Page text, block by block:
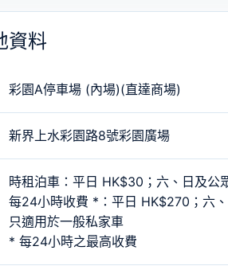
資料
彩園A停車場 (內場)(直達商場)
新界上水彩園路8號彩園廣場
時租泊車：平日 HK$30；六、日及公
每24小時收費 *：平日 HK$270；六
只適用於一般私家車
* 每24小時之最高收費